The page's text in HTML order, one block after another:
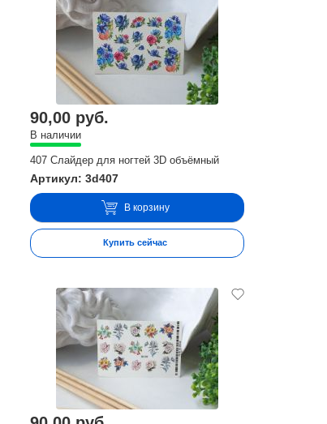
90,00 руб.
В наличии
407 Слайдер для ногтей 3D объёмный
Артикул: 3d407
В корзину
Купить сейчас